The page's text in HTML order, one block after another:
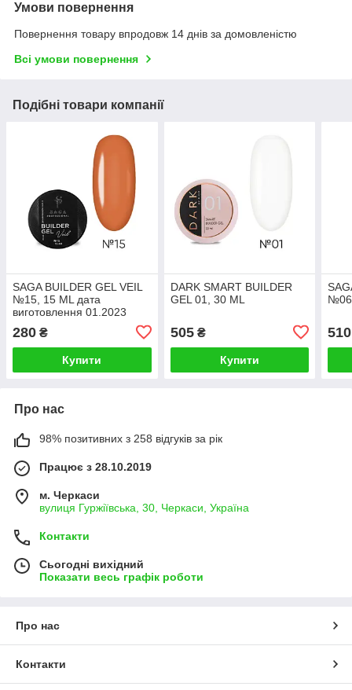
Умови повернення
Повернення товару впродовж 14 днів за домовленістю
Всі умови повернення
Подібні товари компанії
SAGA BUILDER GEL VEIL
№15, 15 ML дата
виготовлення 01.2023
280 ₴
Купити
DARK SMART BUILDER
GEL 01, 30 ML
505₴
Купити
510
Про нас
98% позитивних з 258 відгуків за рік
Працює з 28.10.2019
м. Черкаси
вулиця Гуржіївська, 30, Черкаси, Україна
Контакти
Сьогодні вихідний
Показати весь графік роботи
Про нас
Контакти